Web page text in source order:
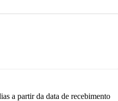
a partir da data de recebimento